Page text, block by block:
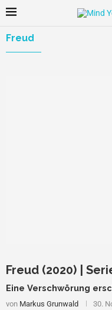
Freud
Freud (2020) |
Eine Verschwörung
von Markus Grunwald 30.